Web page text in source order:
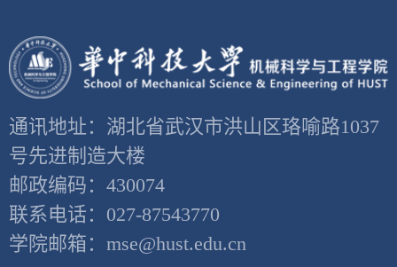
通讯地址：湖北省武汉市洪山区珞喻路1037
号先进制造大楼
邮政编码：430074
联系电话：027-87543770
学院邮箱：mse@hust.edu.cn